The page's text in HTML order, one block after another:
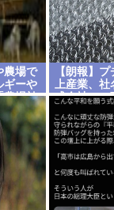
農場で
ギーや
農場効
が判明
【朗報】
上産業、社
式会社」に